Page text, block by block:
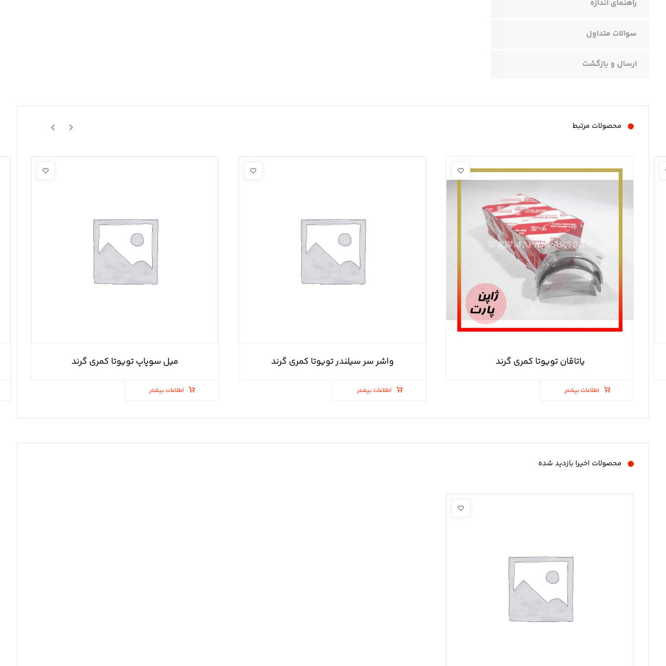
راهنمای اندازه
سوالات متداول
ارسال و بازگشت
محصولات مرتبط
یاتاقان تویوتا کمری گرند
اطلاعات بیشتر
واشر سر سیلندر تویوتا کمری گرند
اطلاعات بیشتر
میل سوپاپ تویوتا کمری گرند
اطلاعات بیشتر
محصولات اخیرا بازدید شده